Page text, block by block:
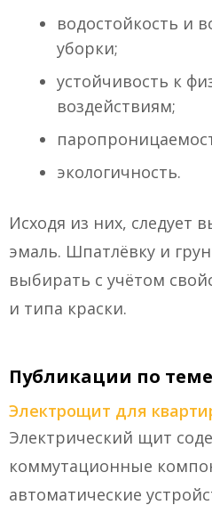
водостойкость и
уборки;
устойчивость к
воздействиям;
экологичность.
Исходя из них, следует
эмаль. Шпатлёвку и
выбирать с учётом
и типа краски.
Публикации по
Электрощит для
Электрический щит
коммутационные
автоматические